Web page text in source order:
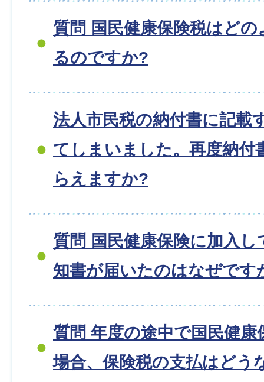
質問 国民健康保険税はど
るのですか?
法人市民税の納付書に記載
てしまいました。再度納付
らえますか?
質問 国民健康保険に加入
知書が届いたのはなぜです
質問 年度の途中で国民健康
場合、保険税の支払はどう